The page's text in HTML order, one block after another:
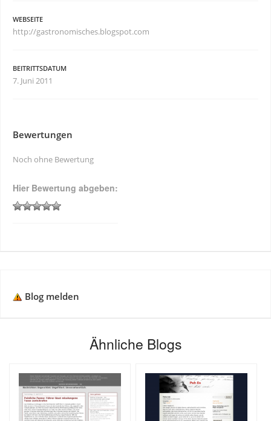
WEBSEITE
http://gastronomisches.blogspot.com
BEITRITTSDATUM
7. Juni 2011
Bewertungen
Noch ohne Bewertung
Hier Bewertung abgeben:
Blog melden
Ähnliche Blogs